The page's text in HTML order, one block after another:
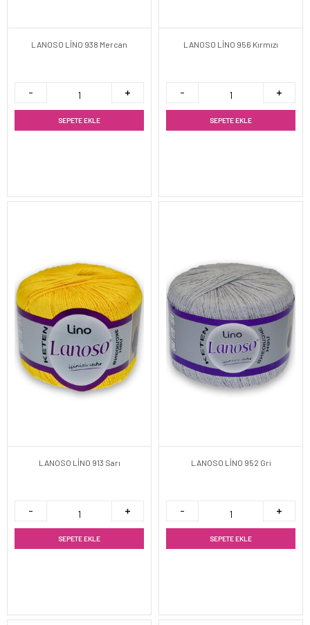
LANOSO LİNO 938 Mercan
SEPETE EKLE
LANOSO LİNO 956 Kırmızı
SEPETE EKLE
LANOSO LİNO 913 Sarı
SEPETE EKLE
LANOSO LİNO 952 Gri
SEPETE EKLE